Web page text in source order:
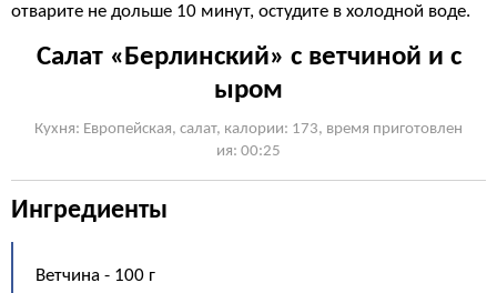
отварите не дольше 10 минут, остудите в холодной воде.
Салат «Берлинский» с ветчиной и с
ыром
Кухня: Европейская, cалат, калории: 173, время приготовлен
ия: 00:25
Ингредиенты
Ветчина - 100 г